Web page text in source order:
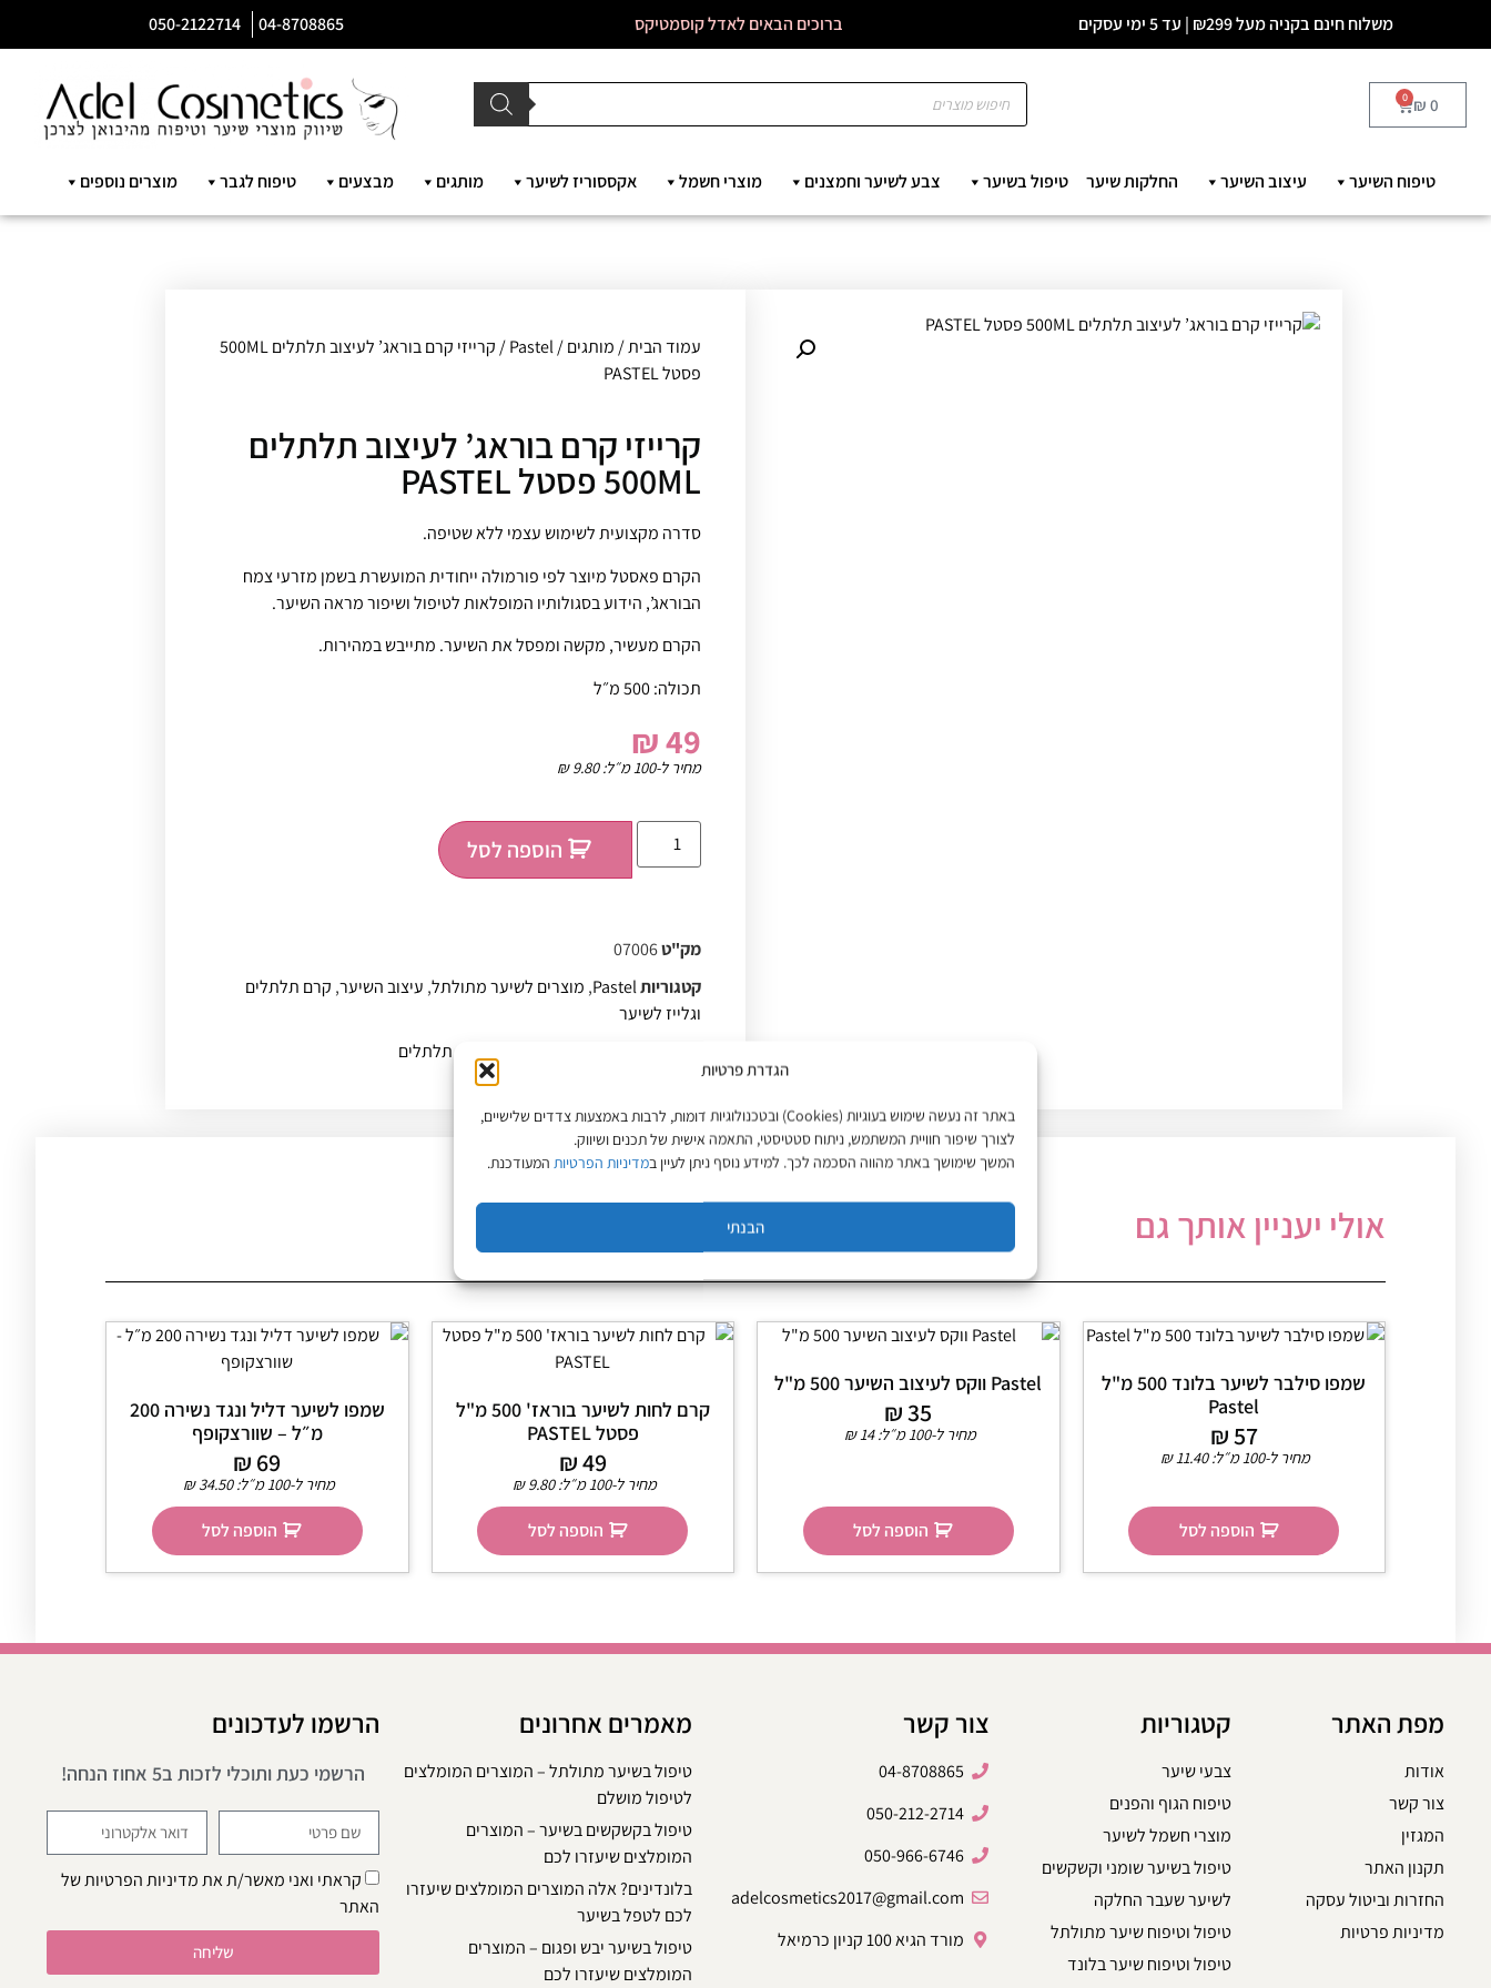
הגדרת פרטיות
באתר זה נעשה שימוש בעוגיות (Cookies) ובטכנולוגיות דומות, לרבות באמצעות צדדים שלישיים,
לצורך שיפור חוויית המשתמש, ניתוח סטטיסטי, התאמה אישית של תכנים ושיווק.
המשך שימושך באתר מהווה הסכמה לכך. למידע נוסף ניתן לעיין במדיניות הפרטיות המעודכנת.
הבנתי
משלוח חינם בקניה מעל ₪299 | עד 5 ימי עסקים ברוכים הבאים לאדל קוסמטיקס 04-8708865
050-2122714
₪ 0
0
טיפוח השיער עיצוב השיער החלקות שיער טיפול בשיער צבע לשיער וחמצנים מוצרי חשמל אקססוריז לשיער מותגים מבצעים טיפוח לגבר מוצרים נוספים
עמוד הבית/מותגים/
Pastel
/ קרייזי קרם בוראג’ לעיצוב תלתלים 500ML
פסטל PASTEL
קרייזי קרם בוראג’ לעיצוב תלתלים
500ML פסטל PASTEL
סדרה מקצועית לשימוש עצמי ללא שטיפה.
הקרם פאסטל מיוצר לפי פורמולה ייחודית המועשרת בשמן מזרעי צמח
הבוראג’, הידוע בסגולותיו המופלאות לטיפול ושיפור מראה השיער.
הקרם מעשיר, מקשה ומפסל את השיער. מתייבש במהירות.
תכולה: 500 מ״ל
₪49
מחיר ל-100 מ״ל: ₪9.80
הוספה לסל
מק"ט07006
קטגוריותPastel
, מוצרים לשיער מתולתל, עיצוב השיער, קרם תלתלים
וגלייז לשיער
עיצוב תלתלים
אולי יעניין אותך גם
שמפו סילבר לשיער בלונד 500 מ"ל
Pastel
₪57
מחיר ל-100 מ״ל: ₪11.40
הוספה לסל
Pastel ווקס לעיצוב השיער 500 מ"ל
₪35
מחיר ל-100 מ״ל: ₪14
הוספה לסל
קרם לחות לשיער בוראז' 500 מ"ל
פסטל PASTEL
₪49
מחיר ל-100 מ״ל: ₪9.80
הוספה לסל
שמפו לשיער דליל ונגד נשירה 200
מ״ל – שוורצקופף
₪ 69
מחיר ל-100 מ״ל: ₪34.50
הוספה לסל
מפת האתר
אודות
צור קשר
המגזין
תקנון האתר
החזרות וביטול עסקה
מדיניות פרטיות
קטגוריות
צבעי שיער
טיפוח הגוף והפנים
מוצרי חשמל לשיער
טיפול בשיער שומני וקשקשים
לשיער שעבר החלקה
טיפול וטיפוח שיער מתולתל
טיפול וטיפוח שיער בלונד
צור קשר
04-8708865
050-212-2714
050-966-6746
adelcosmetics2017@gmail.com
מורד הגיא 100 קניון כרמיאל
מאמרים אחרונים
טיפול בשיער מתולתל – המוצרים המומלצים
לטיפול מושלם
טיפול בקשקשים בשיער – המוצרים
המומלצים שיעזרו לכם
בלונדינים? אלה המוצרים המומלצים שיעזרו
לכם לטפל בשיער
טיפול בשיער יבש ופגום – המוצרים
המומלצים שיעזרו לכם
הרשמו לעדכונים
הרשמי כעת ותוכלי לזכות ב5 אחוז הנחה!
קראתי ואני מאשר/ת אתמדיניות הפרטיותשל
האתר
שליחה